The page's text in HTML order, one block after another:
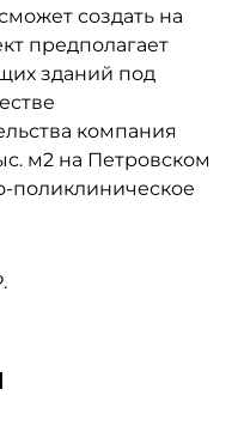
создать на
предполагает
зданий под
компания
м2 на Петровском
поликлиническое